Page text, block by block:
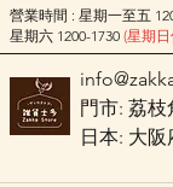
營業時間 : 星期一至五
星期六 1200-1730 (星期
門市: 荔枝
日本: 大